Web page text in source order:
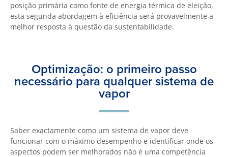
posição primária como fonte de energia térmica de eleição,
esta segunda abordagem à eficiência será provavelmente a
melhor resposta à questão da sustentabilidade.
Optimização: o primeiro passo
necessário para qualquer sistema de
vapor
Saber exactamente como um sistema de vapor deve
funcionar com o máximo desempenho e identificar onde os
aspectos podem ser melhorados não é uma competência